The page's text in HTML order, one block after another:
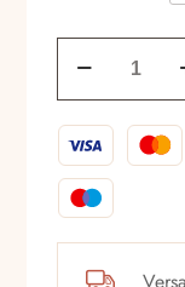
Grossi
G371
Saddel
Menge